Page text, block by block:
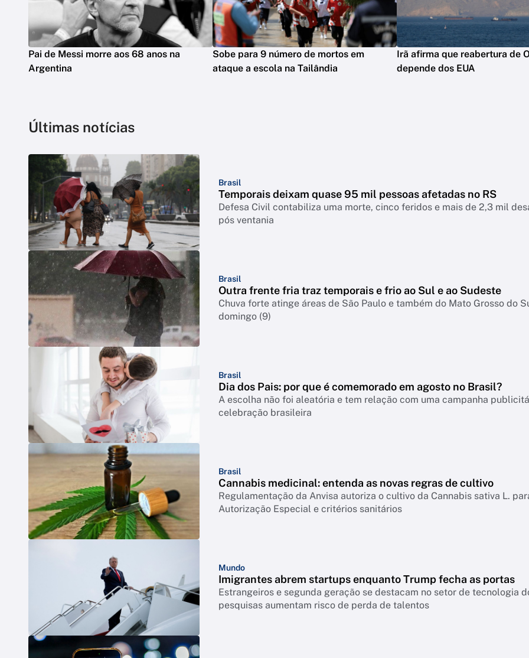
Pai de Messi morre aos 68 anos na
Argentina
Sobe para 9 número de mortos em
ataque a escola na Tailândia
Irã afirma que reabertura de
depende dos EUA
Últimas notícias
Brasil
Temporais deixam quase 95 mil pessoas afetadas no RS
Defesa Civil contabiliza uma morte, cinco feridos e mais de 2,3 mil
pós ventania
Brasil
Outra frente fria traz temporais e frio ao Sul e ao Sudeste
Chuva forte atinge áreas de São Paulo e também do Mato Grosso do
domingo (9)
Brasil
Dia dos Pais: por que é comemorado em agosto no Brasil?
A escolha não foi aleatória e tem relação com uma campanha
celebração brasileira
Brasil
Cannabis medicinal: entenda as novas regras de cultivo
Regulamentação da Anvisa autoriza o cultivo da Cannabis sativa L.
Autorização Especial e critérios sanitários
Mundo
Imigrantes abrem startups enquanto Trump fecha as portas
Estrangeiros e segunda geração se destacam no setor de tecnologia
pesquisas aumentam risco de perda de talentos